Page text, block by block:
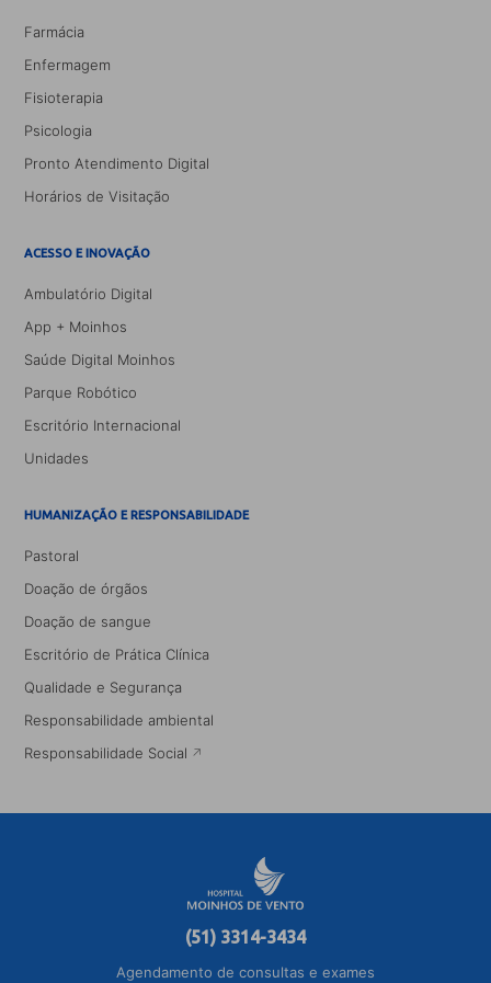
Farmácia
Enfermagem
Fisioterapia
Psicologia
Pronto Atendimento Digital
Horários de Visitação
ACESSO E INOVAÇÃO
Ambulatório Digital
App + Moinhos
Saúde Digital Moinhos
Parque Robótico
Escritório Internacional
Unidades
HUMANIZAÇÃO E RESPONSABILIDADE
Pastoral
Doação de órgãos
Doação de sangue
Escritório de Prática Clínica
Qualidade e Segurança
Responsabilidade ambiental
Responsabilidade Social
(51) 3314-3434
Agendamento de consultas e exames